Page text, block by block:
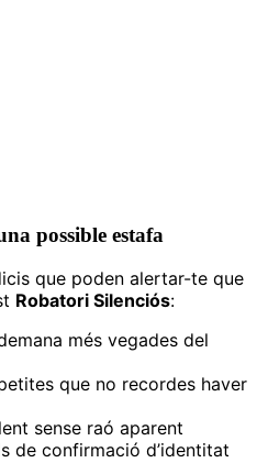
possible estafa
que poden alertar-te que
Robatori Silenciós:
més vegades del
que no recordes haver
sense raó aparent
de confirmació d’identitat